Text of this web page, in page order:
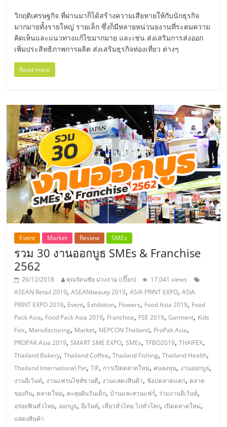
ไทย,
SMEs,
แฟ
รน
ไชส์,
ที่
ปรึกษา
แฟ
รน
ไชส์,
รวม
แฟ
รน
ไชส์
ขาย
วิกฤติเศรษฐกิจ ที่ผ่านมาก็ได้สร้างความเสียหายให้กับนักธุรกิจ
มากมายทั้งรายใหญ่ รายเล็ก ซึ่งก็มีหลายหน่วนยงานที่ระดมความ
คิดเห็นและแนวทางแก้ไขมากมาย และเช่น ส่งเสริมการส่งออก
เพิ่มประสิทธิภาพการผลิต ส่งเสริมธุรกิจท่องเที่ยว ต่างๆ
Read more
Event Market Review SMEs
รวม 30 งานออกบูธ SMEs & Franchise
2562
26/12/2018 คุณรัตนชัย ม่วงงาม (เปี๊ยก)
17,041 views
ASEAN Retail 2019,ASEANbeauty 2019,ASIA PRINT EXPO,ASIA
PRINT EXPO 2019, Event, Exhibition, Flowers, Food Asia 2019, Food
Pack Asia, Food Pack Asia 2019, Franchise, FSE 2019,Garment, Kids
Fair, Manufacturing, Market, NEPCON Thailand, ProPak Asia,
PROPAK Asia 2019,SMART SME EXPO,SMEs,TFBO2019,THAIFEX,
Thailand Bakery,Thailand Coffee,Thailand Fishing,Thailand Health,
Thailand International Pet,TIF, การเปิดตลาดใหม่, คนลงทุน, งานออกบูธ,
งานอีเว้นท์, งานแฟรนไชส์ขายดี, งานแสดงสินค้า, ช้อปตลาดแตก, ตลาด
ของกิน, ตลาดใหม่, ตะลุยฝันวันเด็ก,บ้านและสวนแฟร์, ร่วมงานอีเว้นท์,
อร่อยฟินทั่วไทย, ออกบูธ,อีเว้นท์, เที่ยวทั่วไทย ไปทั่วโลก, เปิดตลาดใหม่,
แสดงสินค้า